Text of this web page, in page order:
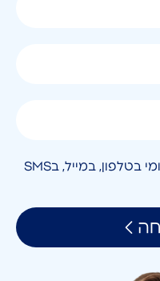
אני מאשר/ת קבלת חומר פרסומי בטלפון, במייל, בSMS